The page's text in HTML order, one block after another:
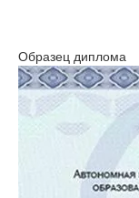
Образец диплома